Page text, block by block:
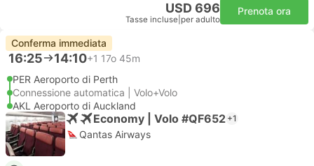
USD 696
Tasse incluse per adulto
Prenota ora
Conferma immediata
16:25 14:10+1 17o 45m
PER Aeroporto di Perth
Connessione automatica | Volo+Volo
AKL Aeroporto di Auckland
Economy | Volo #QF652 +1
Qantas Airways